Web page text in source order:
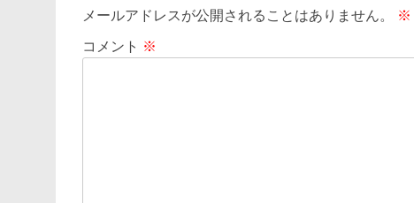
メールアドレスが公開されることはありません。 ※
コメント ※